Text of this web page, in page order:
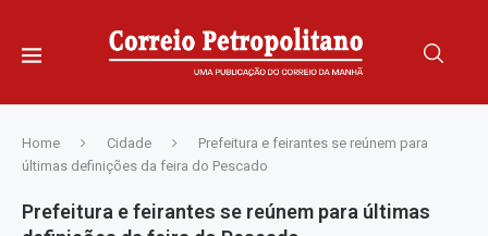
Home Cidade
Prefeitura e feirantes se reúnem para
últimas definições da feira do Pescado
Prefeitura e feirantes se reúnem para últimas